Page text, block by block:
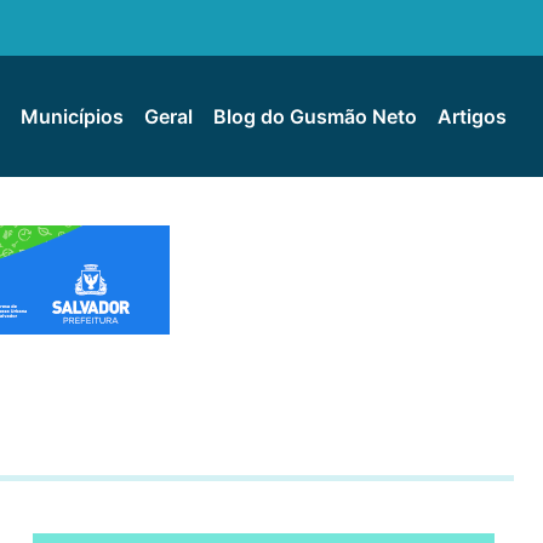
Municípios Geral Blog do Gusmão Neto Artigos